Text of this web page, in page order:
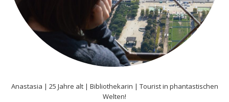
Anastasia | 25 Jahre alt | Bibliothekarin | Tourist in phantastischen
Welten!